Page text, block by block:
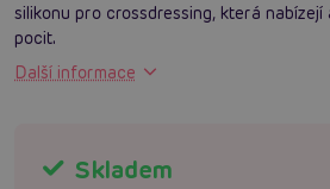
silikonu pro crossdressing, která
pocit.
Další informace
Skladem